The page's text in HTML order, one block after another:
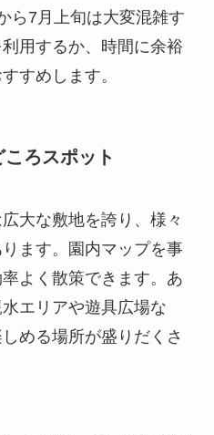
ら7月上旬は大変混雑す
用するか、時間に余裕
すめします。
ろスポット
大な敷地を誇り、様々
ます。園内マップを事
よく散策できます。あ
エリアや遊具広場な
める場所が盛りだくさ